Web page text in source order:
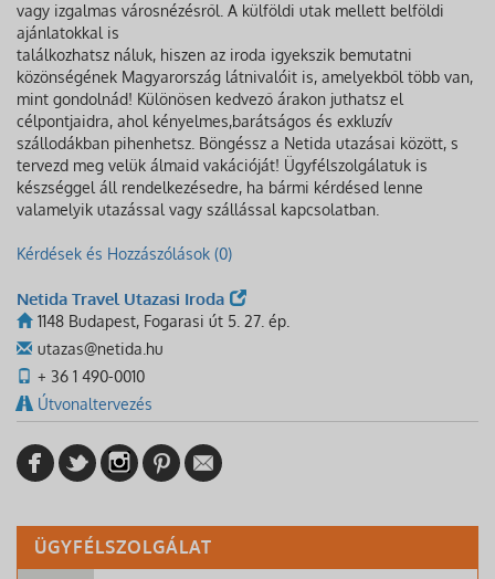
vagy izgalmas városnézésről. A külföldi utak mellett belföldi
ajánlatokkal is
találkozhatsz náluk, hiszen az iroda igyekszik bemutatni
közönségének Magyarország látnivalóit is, amelyekből több van,
mint gondolnád! Különösen kedvező árakon juthatsz el
célpontjaidra, ahol kényelmes,barátságos és exkluzív
szállodákban pihenhetsz. Böngéssz a Netida utazásai között, s
tervezd meg velük álmaid vakációját! Ügyfélszolgálatuk is
készséggel áll rendelkezésedre, ha bármi kérdésed lenne
valamelyik utazással vagy szállással kapcsolatban.
Kérdések és Hozzászólások (0)
Netida Travel Utazasi Iroda
1148 Budapest, Fogarasi út 5. 27. ép.
utazas@netida.hu
+ 36 1 490-0010
Útvonaltervezés
ÜGYFÉLSZOLGÁLAT